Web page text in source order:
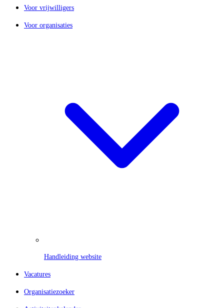
Voor vrijwilligers
Voor organisaties
Handleiding website
Vacatures
Organisatiezoeker